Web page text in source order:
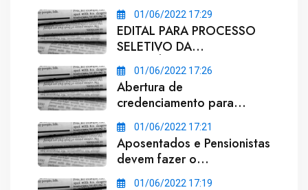
01/06/2022 17:29
EDITAL PARA PROCESSO
SELETIVO DA
PREVIDÊNCIA
COMPLEMENTAR -RPC
01/06/2022 17:26
Abertura de
credenciamento para
Instituições Bancárias
01/06/2022 17:21
Aposentados e Pensionistas
devem fazer o
recadastramento 2015
01/06/2022 17:19